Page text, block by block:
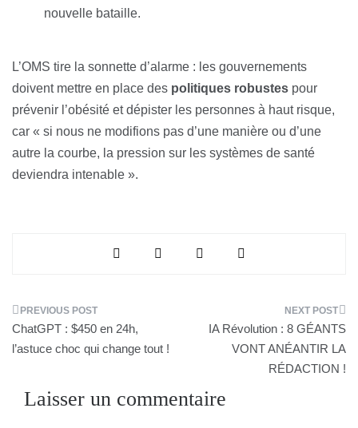
nouvelle bataille.
L’OMS tire la sonnette d’alarme : les gouvernements
doivent mettre en place des politiques robustes pour
prévenir l’obésité et dépister les personnes à haut risque,
car « si nous ne modifions pas d’une manière ou d’une
autre la courbe, la pression sur les systèmes de santé
deviendra intenable ».
Navigation
de
ChatGPT : $450 en 24h,
l’astuce choc qui change tout !
IA Révolution : 8 GÉANTS
VONT ANÉANTIR LA
RÉDACTION !
Laisser un commentaire